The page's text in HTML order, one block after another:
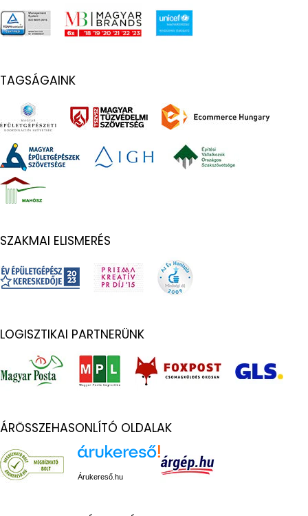
TAGSÁGAINK
SZAKMAI ELISMERÉS
LOGISZTIKAI PARTNERÜNK
ÁRÖSSZEHASONLÍTÓ OLDALAK
Árukereső.hu